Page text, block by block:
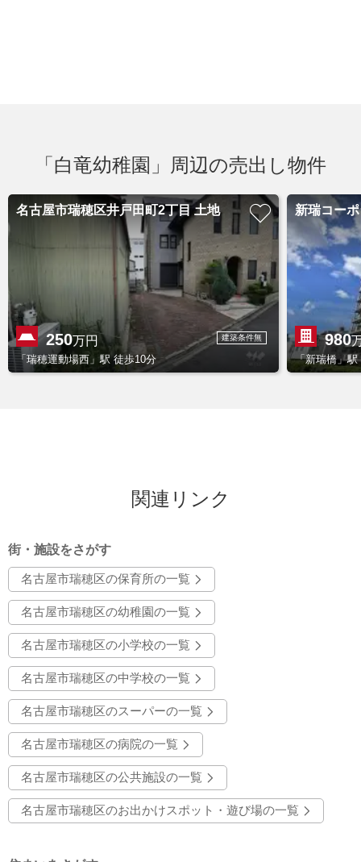
「白竜幼稚園」周辺の売出し物件
名古屋市瑞穂区井戸田町2丁目 土地
250万円 建築条件無
「瑞穂運動場西」駅 徒歩10分
新瑞コー
980
「新瑞橋」
関連リンク
街・施設をさがす
名古屋市瑞穂区の保育所の一覧
名古屋市瑞穂区の幼稚園の一覧
名古屋市瑞穂区の小学校の一覧
名古屋市瑞穂区の中学校の一覧
名古屋市瑞穂区のスーパーの一覧
名古屋市瑞穂区の病院の一覧
名古屋市瑞穂区の公共施設の一覧
名古屋市瑞穂区のお出かけスポット・遊び場の一覧